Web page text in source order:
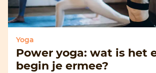
Yoga
Power yoga: wat is het
begin je ermee?